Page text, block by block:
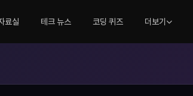
료실 테크 뉴스 코딩 퀴즈 더보기